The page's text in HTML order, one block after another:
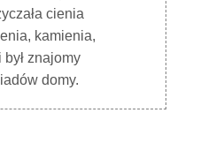
cienia
kamienia,
znajomy
domy.